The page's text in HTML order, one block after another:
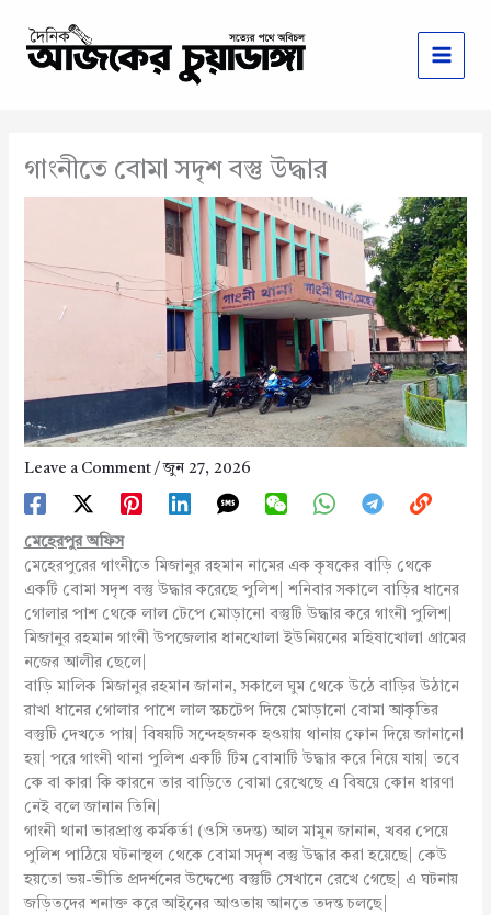
content
গাংনীতে বোমা সদৃশ বস্তু উদ্ধার
Leave a Comment /জুন 27, 2026
মেহেরপুর অফিস
মেহেরপুরের গাংনীতে মিজানুর রহমান নামের এক কৃষকের বাড়ি থেকে
একটি বোমা সদৃশ বস্তু উদ্ধার করেছে পুলিশ| শনিবার সকালে বাড়ির ধানের
গোলার পাশ থেকে লাল টেপে মোড়ানো বস্তুটি উদ্ধার করে গাংনী পুলিশ|
মিজানুর রহমান গাংনী উপজেলার ধানখোলা ইউনিয়নের মহিষাখোলা গ্রামের
নজের আলীর ছেলে|
বাড়ি মালিক মিজানুর রহমান জানান, সকালে ঘুম থেকে উঠে বাড়ির উঠানে
রাখা ধানের গোলার পাশে লাল স্কচটেপ দিয়ে মোড়ানো বোমা আকৃতির
বস্তুটি দেখতে পায়| বিষয়টি সন্দেহজনক হওয়ায় থানায় ফোন দিয়ে জানানো
হয়| পরে গাংনী থানা পুলিশ একটি টিম বোমাটি উদ্ধার করে নিয়ে যায়| তবে
কে বা কারা কি কারনে তার বাড়িতে বোমা রেখেছে এ বিষয়ে কোন ধারণা
নেই বলে জানান তিনি|
গাংনী থানা ভারপ্রাপ্ত কর্মকর্তা (ওসি তদন্ত) আল মামুন জানান, খবর পেয়ে
পুলিশ পাঠিয়ে ঘটনাস্থল থেকে বোমা সদৃশ বস্তু উদ্ধার করা হয়েছে| কেউ
হয়তো ভয়-ভীতি প্রদর্শনের উদ্দেশ্যে বস্তুটি সেখানে রেখে গেছে| এ ঘটনায়
জড়িতদের শনাক্ত করে আইনের আওতায় আনতে তদন্ত চলছে|